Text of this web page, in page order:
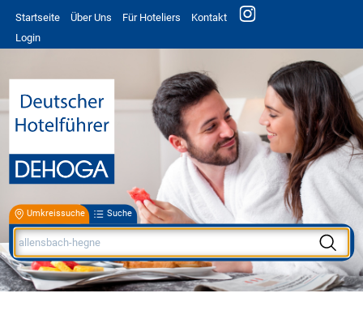
Startseite Über Uns Für Hoteliers
Kontakt
Login
Umkreissuche Suche